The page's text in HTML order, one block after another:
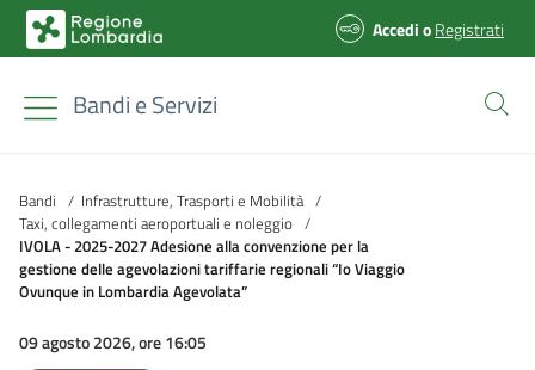
AccedioRegistrati
Bandi e Servizi
Bandi / Infrastrutture, Trasporti e Mobilità /
Taxi, collegamenti aeroportuali e noleggio /
IVOLA - 2025-2027 Adesione alla convenzione per la
gestione delle agevolazioni tariffarie regionali “Io Viaggio
Ovunque in Lombardia Agevolata”
09 agosto 2026, ore 16:05